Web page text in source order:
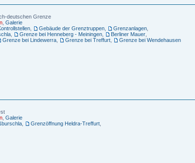
deutschen Grenze
Galerie
Gebäude der Grenztruppen Grenzanlagen
Grenze bei Henneberg - Meiningen Berliner Mauer
Grenze bei Lindewerra Grenze bei Treffurt Grenze bei Wendehausen
Galerie
Grenzöffnung Heldra-Treffurt